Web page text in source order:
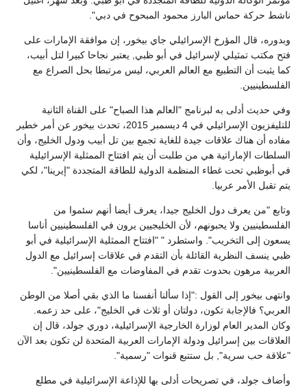
ناشط حركة حماس البارز محمود المبحوح في دبي".
وبدوره، قال المؤرخ الإسرائيلي جاي بيخور، إن موافقة الإمارات على
فتح مكتب تمثيلي لإسرائيل في أبو ظبي, يعتبر نجاحا كبيرا لتل أبيب،
كما يثبت أن التطبيع مع العالم العربي، ليس مرتبطا بحل الصراع مع
الفلسطينيين.
وفي حديث أدلى به لبرنامج "العالم هذا الصباح" على القناة الثانية
للتليفزيون الإسرائيلي في 4 ديسمبر 2015، تحدث بيخور عن أمر خطير
مفاده أن هناك علاقات جيدة للغاية تجمع بين تل أبيب ودول الخليج، وأن
السلطات الإماراتية هي من طلبت أن يتم افتتاح الممثلية الإسرائيلية
في أبوظبي تحت غطاء المنظمة الدولية للطاقة المتجددة "إيرينا"، لكي
يتم تقبل الأمر عربيا.
وتابع "من يعرف دول الخليج جيدا، يعرف أيضا أنهم سئموا من
الفلسطينيين ولا يحبونهم، لأن الخليجيين يرون في الفلسطينيين أناسا
يسعون إلى التخريب". واستطرد " "افتتاح الممثلية الإسرائيلية في أبو
ظبي ينسف النظرية القائلة بأن التقدم في علاقات إسرائيل مع الدول
العربية مرهون بحدوث تقدم في المفاوضات مع الفلسطينيين".
وانتهى بيخور إلى القول :"إذا سألنا أنفسنا ما الذي بقي أصلا من الوطن
العربي؟ فالإجابة تكون، دولتان أو ثلاث في الخليج"، على حد زعمه.
وكان المدير العام لوزارة الخارجية الإسرائيلية، دوري جولد، قال إن
العلاقات بين إسرائيل ودولة الإمارات العربية المتحدة لن تكون بعد الآن
"علاقة حب سرية", بل ستتبع قنوات "رسمية".
وأضاف جولد، في تصريحات أدلى بها للإذاعة الإسرائيلية في مطلع